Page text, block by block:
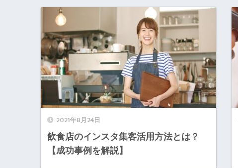
2021年8月24日
飲食店のインスタ集客活用方法とは？
【成功事例を解説】